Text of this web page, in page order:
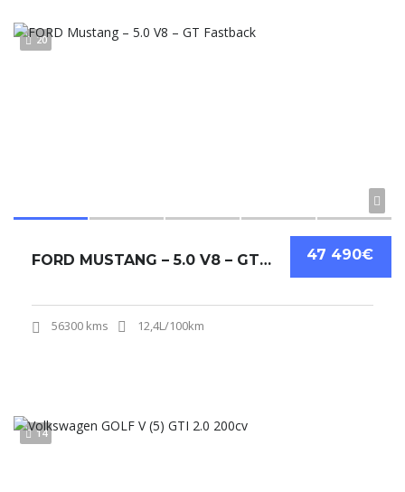
20
47 490€
FORD MUSTANG – 5.0 V8 – GT FASTBACK
56300 kms 12,4L/100km
14